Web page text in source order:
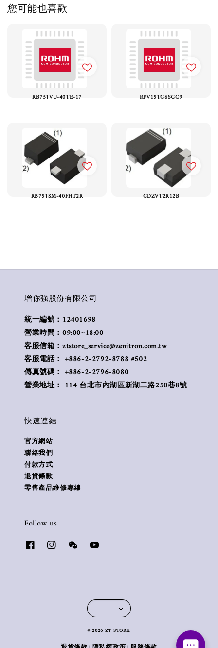
您可能也喜歡
RB751VU-40TE-17 RFV15TG6SGC9
RB751SM-40FHT2R CDZVT2R12B
增你強股份有限公司
統一編號：12401698
營業時間：09:00~18:00
客服信箱：ztstore_service@zenitron.com.tw
客服電話： +886-2-2792-8788 #502
傳真號碼： +886-2-2796-8080
營業地址： 114 台北市內湖區新湖二路250巷8號
快速連結
官方網站
聯絡我們
付款方式
退貨條款
零售產品維修專線
Follow us
© 2026 ZT STORE.